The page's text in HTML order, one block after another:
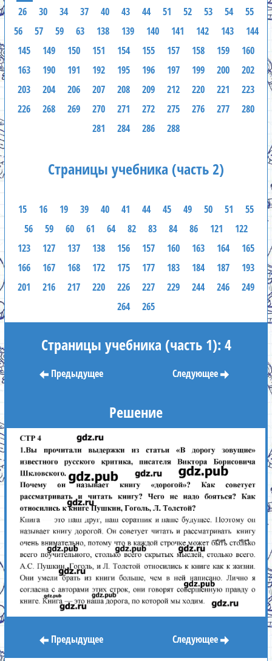
26
30 34 37 40 43 44 51 52 53 54
55
56
57 59 63 138 139 140 141 142 143
144
145
149 150 151 154 155 157 158 159
160
163
190 191 192 195 196 197 199 200
202
203
204 206 207 208 209 212 220 221
223
226
268 269 270 271 272 275 276 277
280
281
284 286 288
Страницы учебника (часть 2)
15 16 19 39 40 41 44 45 49 50 51
55
56
59 60 61 64 82 83 84 86 121
122
123
127 137 138 156 157 160 163 164
165
166
167 168 172 175 177 183 184 187
193
201
216 217 220 226 227 229 244 246
249
264
265
Страницы учебника (часть 1): 4
Предыдущее Следующее
Решение
Предыдущее Следующее